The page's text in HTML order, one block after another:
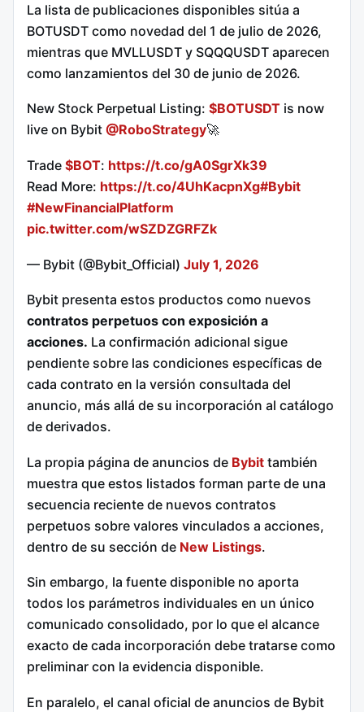
La lista de publicaciones disponibles sitúa a
BOTUSDT como novedad del 1 de julio de 2026,
mientras que MVLLUSDT y SQQQUSDT aparecen
como lanzamientos del 30 de junio de 2026.
New Stock Perpetual Listing: $BOTUSDT is now
live on Bybit @RoboStrategy🚀
Trade $BOT: https://t.co/gA0SgrXk39
Read More: https://t.co/4UhKacpnXg#Bybit
#NewFinancialPlatform
pic.twitter.com/wSZDZGRFZk
— Bybit (@Bybit_Official) July 1, 2026
Bybit presenta estos productos como nuevos
contratos perpetuos con exposición a
acciones. La confirmación adicional sigue
pendiente sobre las condiciones específicas de
cada contrato en la versión consultada del
anuncio, más allá de su incorporación al catálogo
de derivados.
La propia página de anuncios de Bybit también
muestra que estos listados forman parte de una
secuencia reciente de nuevos contratos
perpetuos sobre valores vinculados a acciones,
dentro de su sección de New Listings.
Sin embargo, la fuente disponible no aporta
todos los parámetros individuales en un único
comunicado consolidado, por lo que el alcance
exacto de cada incorporación debe tratarse como
preliminar con la evidencia disponible.
En paralelo, el canal oficial de anuncios de Bybit